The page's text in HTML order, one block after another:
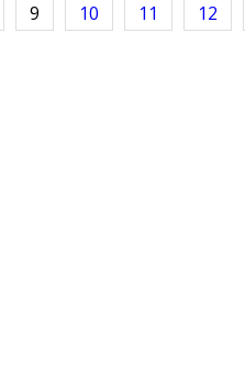
9 10 11 12